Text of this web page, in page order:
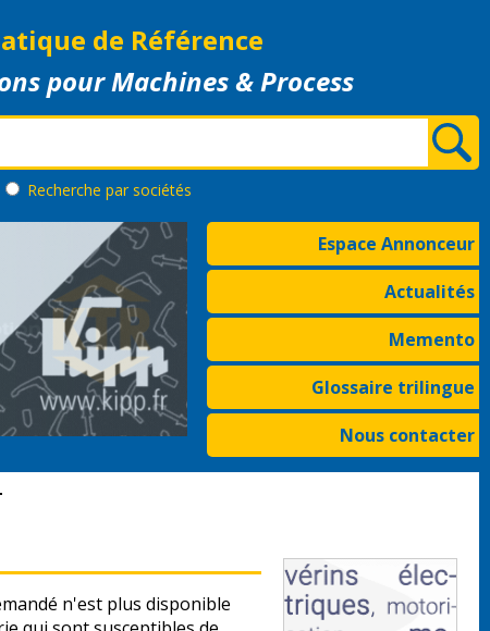
de Référence
pour Machines & Process
Recherche par sociétés
Espace Annonceur
Actualités
Memento
Glossaire trilingue
Nous contacter
n'est plus disponible